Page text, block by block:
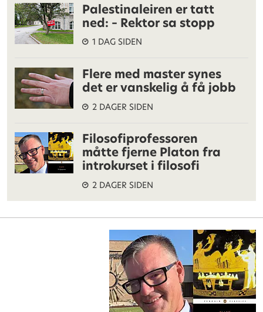
Palestinaleiren er tatt
ned: – Rektor sa stopp
1 DAG SIDEN
Flere med master synes
det er vanskelig å få jobb
2 DAGER SIDEN
Filosofiprofessoren
måtte fjerne Platon fra
introkurset i filosofi
2 DAGER SIDEN